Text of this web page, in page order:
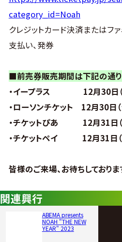
category_id=Noah
クレジットカード決済またはフ
支払い、発券
■前売券販売期間は下記の通り
・イープラス 12月30日（
・ローソンチケット 12月30日
・チケットぴあ 12月31日（
・チケットペイ 12月31日（
皆様のご来場、お待ちしておりま
関連興行
ABEMA presents
NOAH "THE NEW
YEAR" 2023